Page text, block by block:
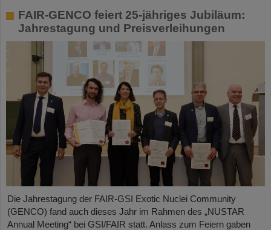
FAIR-GENCO feiert 25-jähriges Jubiläum:
Jahrestagung und Preisverleihungen
Die Jahrestagung der FAIR-GSI Exotic Nuclei Community
(GENCO) fand auch dieses Jahr im Rahmen des „NUSTAR
Annual Meeting“ bei GSI/FAIR statt. Anlass zum Feiern gaben